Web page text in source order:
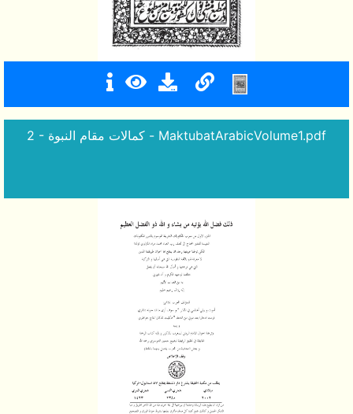
2 - كمالات مقام النبوة - MaktubatArabicVolume1.pdf